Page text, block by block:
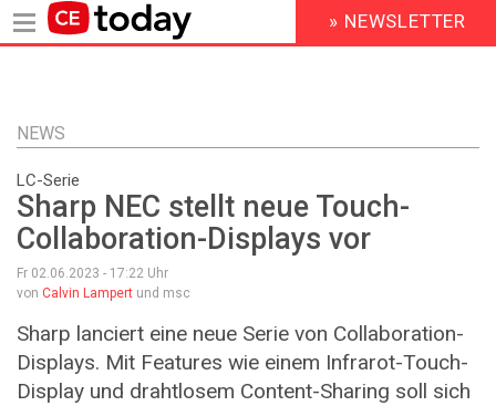
Inhalt
HEADER
MENU
» NEWSLETTER
NEWS
LC-Serie
Sharp NEC stellt neue Touch-
Collaboration-Displays vor
Fr 02.06.2023 - 17:22 Uhr
von Calvin Lampert und msc
Sharp lanciert eine neue Serie von Collaboration-
Displays. Mit Features wie einem Infrarot-Touch-
Display und drahtlosem Content-Sharing soll sich